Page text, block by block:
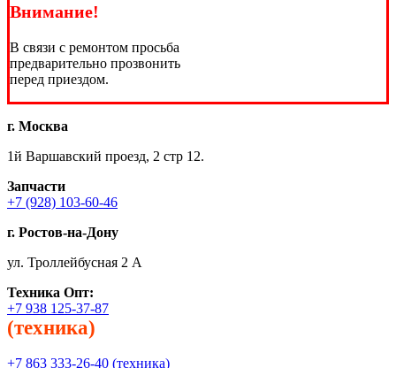
Внимание!
В связи с ремонтом просьба
предварительно прозвонить
перед приездом.
г. Москва
1й Варшавский проезд, 2 стр 12.
Запчасти
+7 (928) 103-60-46
г. Ростов-на-Дону
ул. Троллейбусная 2 А
Техника Опт:
+7 938 125-37-87
(техника)
+7 863 333-26-40 (техника)